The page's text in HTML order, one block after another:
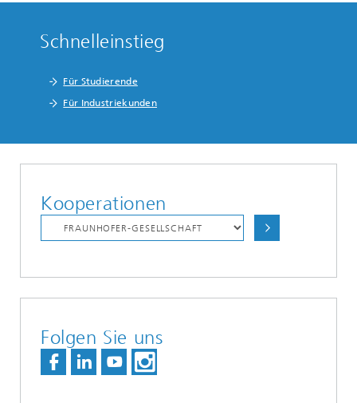
Schnelleinstieg
Für Studierende
Für Industriekunden
Kooperationen
Folgen Sie uns